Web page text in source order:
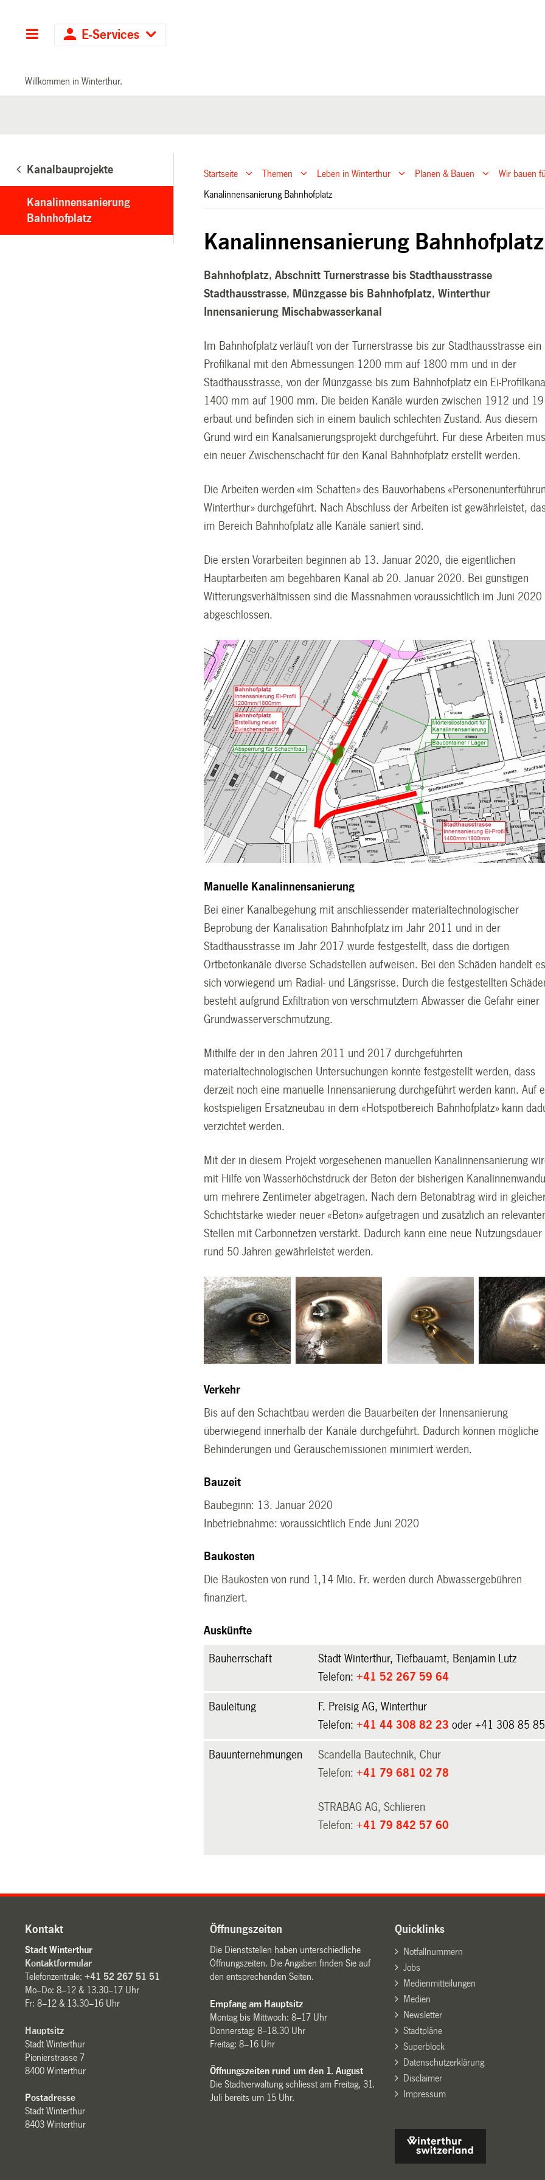
Hauptnavigation
E-Services
Willkommen in Winterthur.
Kanalbauprojekte
Kanalinnensanierung
Bahnhofplatz
Startseite Themen Leben in Winterthur Planen & Bauen
Wir bauen
Kanalinnensanierung Bahnhofplatz
Kanalinnensanierung Bahnhofplatz
Bahnhofplatz, Abschnitt Turnerstrasse bis Stadthausstrasse
Stadthausstrasse, Münzgasse bis Bahnhofplatz, Winterthur
Innensanierung Mischabwasserkanal
Im Bahnhofplatz verläuft von der Turnerstrasse bis zur Stadthausstrasse ein
Profilkanal mit den Abmessungen 1200 mm auf 1800 mm und in der
Stadthausstrasse, von der Münzgasse bis zum Bahnhofplatz ein Ei-
1400 mm auf 1900 mm. Die beiden Kanäle wurden zwischen 1912 und
erbaut und befinden sich in einem baulich schlechten Zustand. Aus diesem
Grund wird ein Kanalsanierungsprojekt durchgeführt. Für diese Arbeiten
ein neuer Zwischenschacht für den Kanal Bahnhofplatz erstellt werden.
Die Arbeiten werden «im Schatten» des Bauvorhabens
Winterthur» durchgeführt. Nach Abschluss der Arbeiten ist gewährleistet,
im Bereich Bahnhofplatz alle Kanäle saniert sind.
Die ersten Vorarbeiten beginnen ab 13. Januar 2020, die eigentlichen
Hauptarbeiten am begehbaren Kanal ab 20. Januar 2020. Bei günstigen
Witterungsverhältnissen sind die Massnahmen voraussichtlich im Juni 2020
abgeschlossen.
Manuelle Kanalinnensanierung
Bei einer Kanalbegehung mit anschliessender materialtechnologischer
Beprobung der Kanalisation Bahnhofplatz im Jahr 2011 und in der
Stadthausstrasse im Jahr 2017 wurde festgestellt, dass die dortigen
Ortbetonkanäle diverse Schadstellen aufweisen. Bei den Schäden handelt
sich vorwiegend um Radial- und Längsrisse. Durch die festgestellten
besteht aufgrund Exfiltration von verschmutztem Abwasser die Gefahr einer
Grundwasserverschmutzung.
Mithilfe der in den Jahren 2011 und 2017 durchgeführten
materialtechnologischen Untersuchungen konnte festgestellt werden, dass
derzeit noch eine manuelle Innensanierung durchgeführt werden kann. Auf
kostspieligen Ersatzneubau in dem «Hotspotbereich Bahnhofplatz» kann
verzichtet werden.
Mit der in diesem Projekt vorgesehenen manuellen Kanalinnensanierung
mit Hilfe von Wasserhöchstdruck der Beton der bisherigen
um mehrere Zentimeter abgetragen. Nach dem Betonabtrag wird in
Schichtstärke wieder neuer «Beton» aufgetragen und zusätzlich an
Stellen mit Carbonnetzen verstärkt. Dadurch kann eine neue Nutzungsdauer
rund 50 Jahren gewährleistet werden.
Verkehr
Bis auf den Schachtbau werden die Bauarbeiten der Innensanierung
überwiegend innerhalb der Kanäle durchgeführt. Dadurch können mögliche
Behinderungen und Geräuschemissionen minimiert werden.
Bauzeit
Baubeginn: 13. Januar 2020
Inbetriebnahme: voraussichtlich Ende Juni 2020
Baukosten
Die Baukosten von rund 1,14 Mio. Fr. werden durch Abwassergebühren
finanziert.
Auskünfte
Bauherrschaft
Stadt Winterthur, Tiefbauamt, Benjamin Lutz
Telefon:+41 52 267 59 64
Bauleitung
F. Preisig AG, Winterthur
Telefon:+41 44 308 82 23 oder+41 308 85 85
Bauunternehmungen
Scandella Bautechnik, Chur
Telefon:+41 79 681 02 78
STRABAG AG, Schlieren
Telefon:+41 79 842 57 60
Kontakt
Stadt Winterthur
Kontaktformular
Telefonzentrale:+41 52 267 51 51
Mo–Do: 8–12 & 13.30–17 Uhr
Fr: 8–12 & 13.30–16 Uhr
Hauptsitz
Stadt Winterthur
Pionierstrasse 7
8400 Winterthur
Postadresse
Stadt Winterthur
8403 Winterthur
Öffnungszeiten
Die Dienststellen haben unterschiedliche
Öffnungszeiten. Die Angaben finden Sie auf
den entsprechenden Seiten.
Empfang am Hauptsitz
Montag bis Mittwoch: 8–17 Uhr
Donnerstag: 8–18.30 Uhr
Freitag: 8–16 Uhr
Öffnungszeiten rund um den 1. August
Die Stadtverwaltung schliesst am Freitag, 31.
Juli bereits um 15 Uhr.
Quicklinks
Notfallnummern
Jobs
Medienmitteilungen
Medien
Newsletter
Stadtpläne
Superblock
Datenschutzerklärung
Disclaimer
Impressum